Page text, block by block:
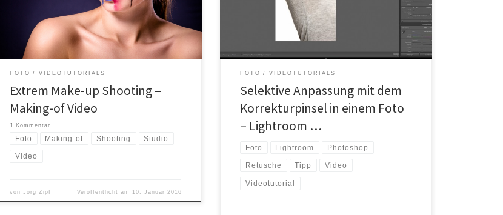
Video ist auch mein fertiges Studio zu sehen
Auf
jeden Fall werde ich das jetzt öfter machen. So ist […]
FOTO VIDEOTUTORIALS
Extrem Make-up Shooting –
Making-of Video
1 Kommentar
Foto Making-of Shooting Studio
Video
vonJörg Zipf Veröffentlicht am 10. Januar 2016
gleich das Ganze zwangsläufig in Photoshop machen.
Es gibt auch viel einfachere Wege. Mit Lightroom
schneller zum Ziel In einer Facebookgruppe […]
FOTO VIDEOTUTORIALS
Selektive Anpassung mit dem
Korrekturpinsel in einem Foto
– Lightroom …
Foto Lightroom Photoshop
Retusche Tipp Video
Videotutorial